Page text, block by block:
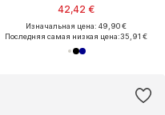
42,42 €
Изначальная цена: 49,90 €
Последняя самая низкая цена:35,91 €